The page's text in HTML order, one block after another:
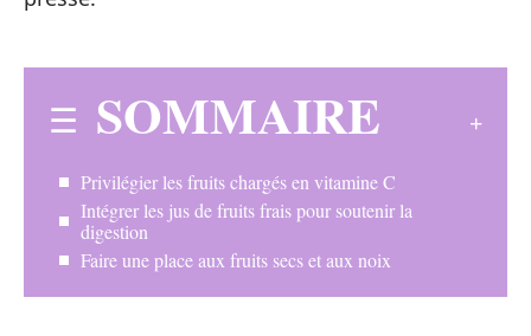
SOMMAIRE
Privilégier les fruits chargés en vitamine C
Intégrer les jus de fruits frais pour soutenir la
digestion
Faire une place aux fruits secs et aux noix